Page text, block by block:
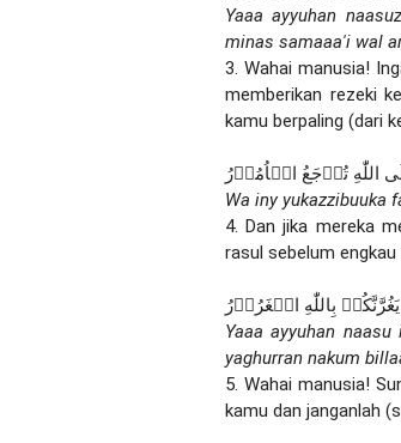
Yaaa ayyuhan
minas samaaa'i wal
3. Wahai manusia!
memberikan rezeki
kamu berpaling (dari
اللّٰهِ تُرۡجَعُ الۡاُمُوۡرُ
Wa iny yukazzibuuka
4. Dan jika mereka
rasul sebelum
بِاللّٰهِ الۡغَرُوۡرُ
Yaaa ayyuhan
yaghurran nakum
5. Wahai manusia!
kamu dan janganlah